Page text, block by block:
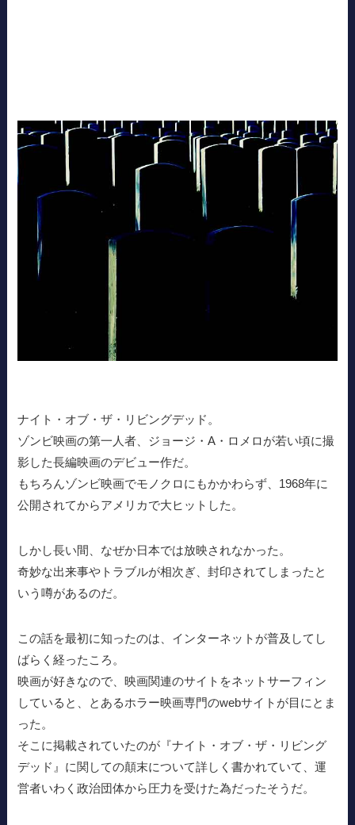
ナイト・オブ・ザ・リビングデッド。
ゾンビ映画の第一人者、ジョージ・A・ロメロが若い頃に撮
影した長編映画のデビュー作だ。
もちろんゾンビ映画でモノクロにもかかわらず、1968年に
公開されてからアメリカで大ヒットした。
しかし長い間、なぜか日本では放映されなかった。
奇妙な出来事やトラブルが相次ぎ、封印されてしまったと
いう噂があるのだ。
この話を最初に知ったのは、インターネットが普及してし
ばらく経ったころ。
映画が好きなので、映画関連のサイトをネットサーフィン
していると、とあるホラー映画専門のwebサイトが目にとま
った。
そこに掲載されていたのが『ナイト・オブ・ザ・リビング
デッド』に関しての顛末について詳しく書かれていて、運
営者いわく政治団体から圧力を受けた為だったそうだ。